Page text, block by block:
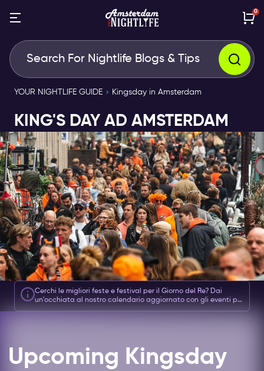
0
YOUR NIGHTLIFE GUIDE Kingsday in Amsterdam
KING'S DAY AD AMSTERDAM
Cerchi le migliori feste e festival per il Giorno del Re? Dai
un'occhiata al nostro calendario aggiornato con gli eventi più
Upcoming Kingsday